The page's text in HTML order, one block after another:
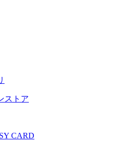
ストア
CARD